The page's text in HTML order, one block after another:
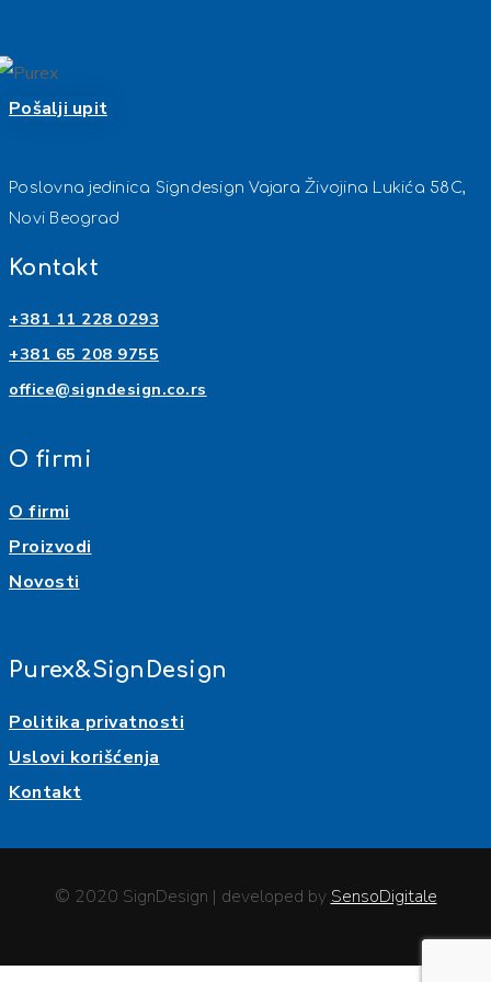
Pošalji upit
Poslovna jedinica Signdesign Vajara Živojina Lukića 58C,
Novi Beograd
Kontakt
+381 11 228 0293
+381 65 208 9755
office@signdesign.co.rs
O firmi
O firmi
Proizvodi
Novosti
Purex&SignDesign
Politika privatnosti
Uslovi korišćenja
Kontakt
© 2020 SignDesign | developed by SensoDigitale